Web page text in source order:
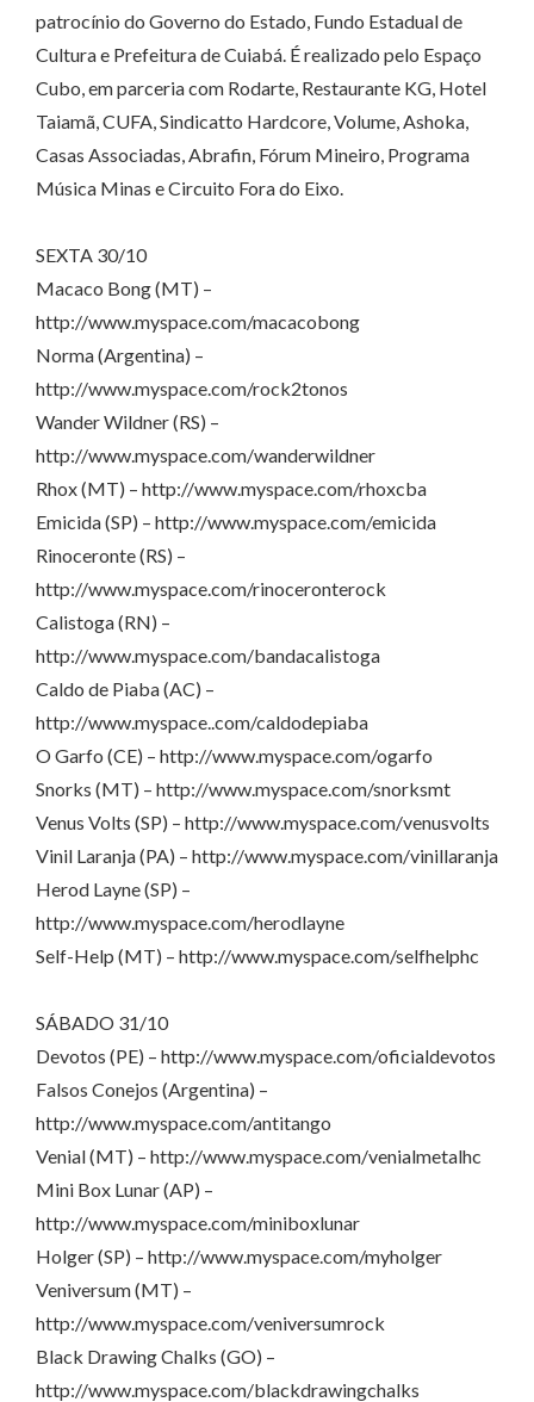
patrocínio do Governo do Estado, Fundo Estadual de
Cultura e Prefeitura de Cuiabá. É realizado pelo Espaço
Cubo, em parceria com Rodarte, Restaurante KG, Hotel
Taiamã, CUFA, Sindicatto Hardcore, Volume, Ashoka,
Casas Associadas, Abrafin, Fórum Mineiro, Programa
Música Minas e Circuito Fora do Eixo.
SEXTA 30/10
Macaco Bong (MT) –
http://www.myspace.com/macacobong
Norma (Argentina) –
http://www.myspace.com/rock2tonos
Wander Wildner (RS) –
http://www.myspace.com/wanderwildner
Rhox (MT) – http://www.myspace.com/rhoxcba
Emicida (SP) – http://www.myspace.com/emicida
Rinoceronte (RS) –
http://www.myspace.com/rinoceronterock
Calistoga (RN) –
http://www.myspace.com/bandacalistoga
Caldo de Piaba (AC) –
http://www.myspace..com/caldodepiaba
O Garfo (CE) – http://www.myspace.com/ogarfo
Snorks (MT) – http://www.myspace.com/snorksmt
Venus Volts (SP) – http://www.myspace.com/venusvolts
Vinil Laranja (PA) – http://www.myspace.com/vinillaranja
Herod Layne (SP) –
http://www.myspace.com/herodlayne
Self-Help (MT) – http://www.myspace.com/selfhelphc
SÁBADO 31/10
Devotos (PE) – http://www.myspace.com/oficialdevotos
Falsos Conejos (Argentina) –
http://www.myspace.com/antitango
Venial (MT) – http://www.myspace.com/venialmetalhc
Mini Box Lunar (AP) –
http://www.myspace.com/miniboxlunar
Holger (SP) – http://www.myspace.com/myholger
Veniversum (MT) –
http://www.myspace.com/veniversumrock
Black Drawing Chalks (GO) –
http://www.myspace.com/blackdrawingchalks